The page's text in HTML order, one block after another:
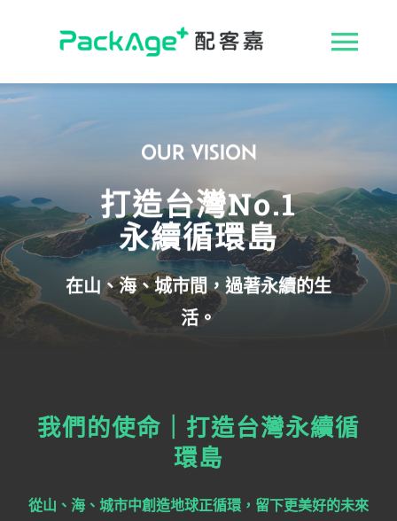
收
合
導
航
列
消費者專區
永續影響力
我的購物車
OUR VISION
打造台灣No.1
永續循環島
在山、海、城市間，過著永續的生
活。
我們的使命｜打造台灣永續循
環島
從山、海、城市中創造地球正循環，留下更美好的未來